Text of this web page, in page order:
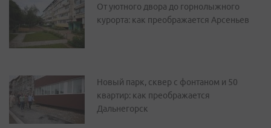
От уютного двора до горнолыжного
курорта: как преображается Арсеньев
Новый парк, сквер с фонтаном и 50
квартир: как преображается
Дальнегорск